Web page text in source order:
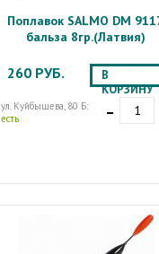
Поплавок SALMO DM
бальза 8гр.(Латвия)
260 РУБ.
ул. Куйбышева, 80 Б:
есть
В
КОРЗИНУ
-